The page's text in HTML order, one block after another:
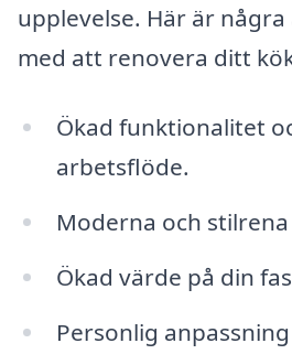
upplevelse. Här är
med att renovera ditt
Ökad funktionalitet
arbetsflöde.
Moderna och
Ökad värde på din
Personlig